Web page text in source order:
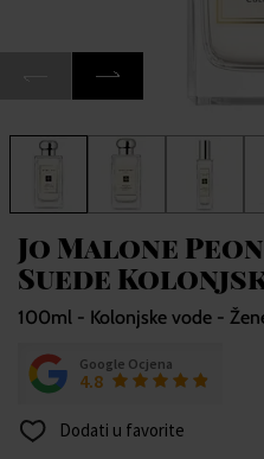
Jo Malone
Suede
100ml - Kolonjske vode -
Google Ocjena
4.8
Dodati u favorite